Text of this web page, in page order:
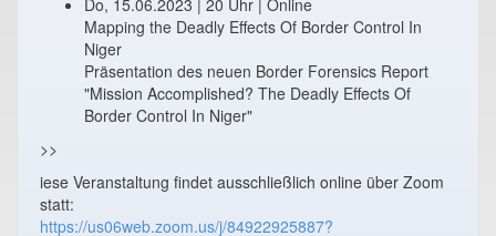
Mapping the Deadly Effects Of Border Control In
Niger
Präsentation des neuen Border Forensics Report
"Mission Accomplished? The Deadly Effects Of
Border Control In Niger"
>>
iese Veranstaltung findet ausschließlich online über Zoom
statt:
https://us06web.zoom.us/j/84922925887?